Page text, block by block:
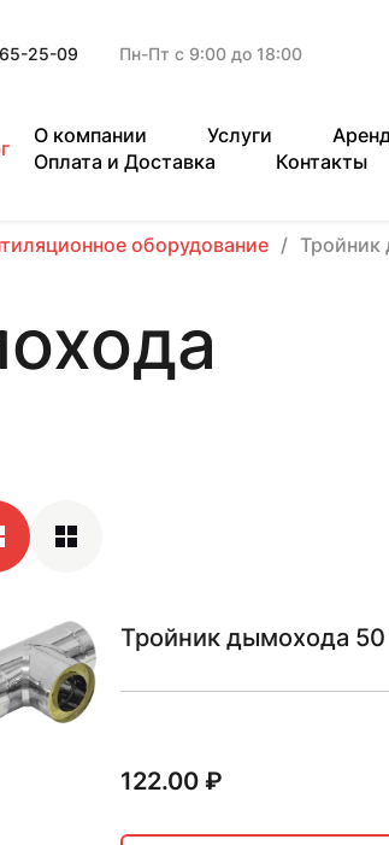
25-09 Пн-Пт с 9:00 до 18:00
О компании Услуги
Оплата и Доставка
Контакты
оборудование Тройник
Тройник дымохода
122.00₽